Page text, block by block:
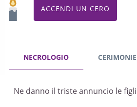
ACCENDI UN CERO
NECROLOGIO CERIMONIE
Ne danno il triste annuncio le